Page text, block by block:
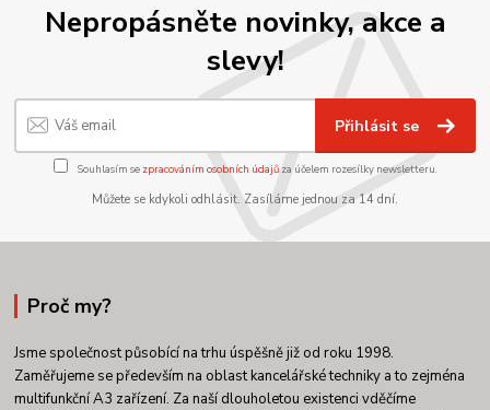
Nepropásněte novinky, akce a
slevy!
Přihlásit se
Souhlasím se zpracováním osobních údajůza účelem rozesílky newsletteru.
Můžete se kdykoli odhlásit. Zasíláme jednou za 14 dní.
Proč my?
Jsme společnost působící na trhu úspěšně již od roku 1998.
Zaměřujeme se především na oblast kancelářské techniky a to zejména
multifunkční A3 zařízení. Za naší dlouholetou existenci vděčíme